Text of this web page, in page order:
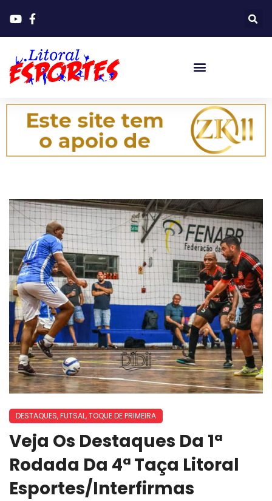
DESTAQUES,FUTSAL,TOQUE DE PRIMEIRA
Veja Os Destaques Da 1ª
Rodada Da 4ª Taça Litoral
Esportes/Interfirmas